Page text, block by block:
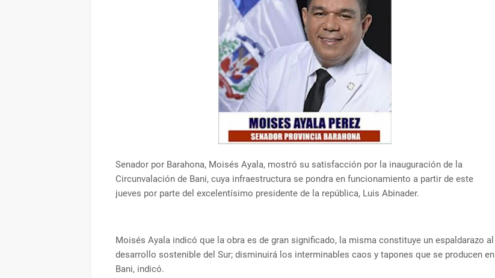
Senador por Barahona, Moisés Ayala, mostró su satisfacción por la inauguración de la
Circunvalación de Bani, cuya infraestructura se pondra en funcionamiento a partir de este
jueves por parte del excelentísimo presidente de la república, Luis Abinader.
Moisés Ayala indicó que la obra es de gran significado, la misma constituye un espaldarazo al
desarrollo sostenible del Sur; disminuirá los interminables caos y tapones que se producen en
Bani, indicó.